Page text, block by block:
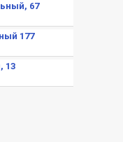
67
177
13